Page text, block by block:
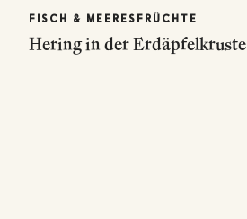
FISCH & MEERESFRÜCHTE
Hering in der Erdäpfelkruste